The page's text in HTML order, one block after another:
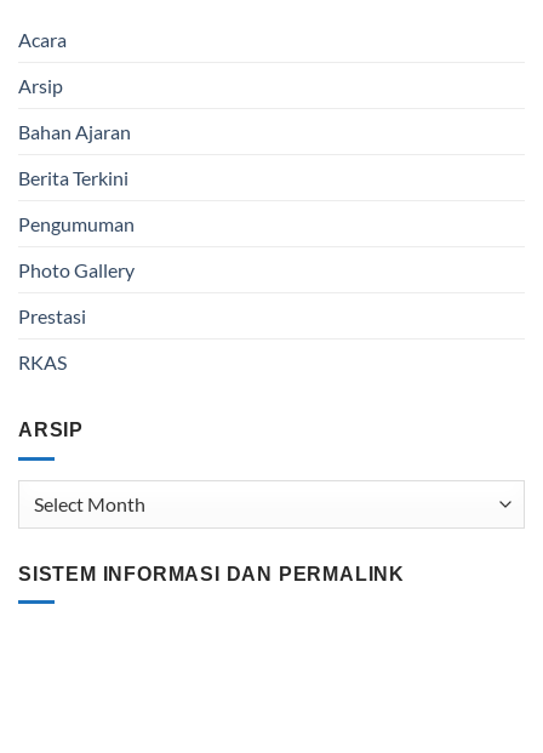
Acara
Arsip
Bahan Ajaran
Berita Terkini
Pengumuman
Photo Gallery
Prestasi
RKAS
ARSIP
SISTEM INFORMASI DAN PERMALINK